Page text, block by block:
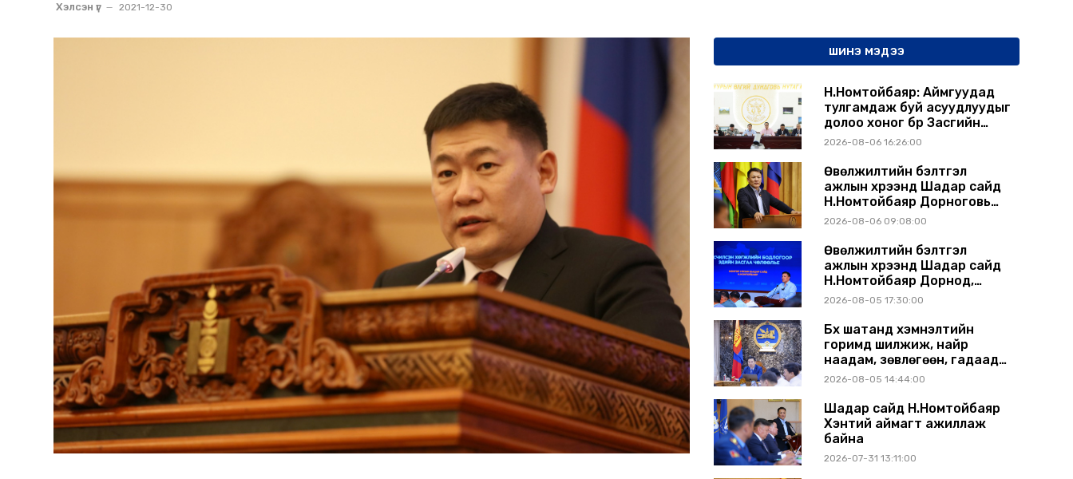
Хэлсэн үг 2021-12-30
ШИНЭ МЭДЭЭ
Н.Номтойбаяр: Аймгуудад
тулгамдаж буй асуудлуудыг
долоо хоног бүр Засгийн
газрын хуралдаанд
2026-08-06 16:26:00
Өвөлжилтийн бэлтгэл
ажлын хүрээнд Шадар сайд
Н.Номтойбаяр Дорноговь
аймагт ажиллав
2026-08-06 09:08:00
Өвөлжилтийн бэлтгэл
ажлын хүрээнд Шадар сайд
Н.Номтойбаяр Дорнод,
Сүхбаатар аймагт ажиллав
2026-08-05 17:30:00
Бүх шатанд хэмнэлтийн
горимд шилжиж, найр
наадам, зөвлөгөөн, гадаад
томилолтыг хориглолоо
2026-08-05 14:44:00
Шадар сайд Н.Номтойбаяр
Хэнтий аймагт ажиллаж
байна
2026-07-31 13:11:00